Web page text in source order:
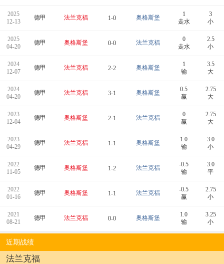
2025
12-13
德甲 法兰克福 1-0 奥格斯堡
1
走水
3
小
2025
04-20
德甲 奥格斯堡 0-0 法兰克福
0
走水
2.5
小
2024
12-07
德甲 法兰克福 2-2 奥格斯堡
1
输
3.5
大
2024
04-20
德甲 法兰克福 3-1 奥格斯堡
0.5
赢
2.75
大
2023
12-04
德甲 奥格斯堡 2-1 法兰克福
0
赢
2.75
大
2023
04-29
德甲 法兰克福 1-1 奥格斯堡
1.0
输
3.0
小
2022
11-05
德甲 奥格斯堡 1-2 法兰克福
-0.5
输
3.0
平
2022
01-16
德甲 奥格斯堡 1-1 法兰克福
-0.5
赢
2.75
小
2021
08-21
德甲 法兰克福 0-0 奥格斯堡
1.0
输
3.25
小
近期战绩
法兰克福